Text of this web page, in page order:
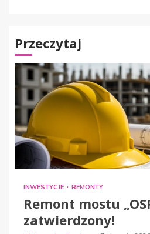
Przeczytaj
INWESTYCJE REMONTY
Remont mostu
zatwierdzony!